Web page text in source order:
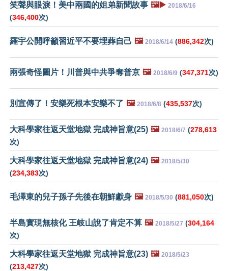
笑聲與眼淚！美中兩國的姐弟新聞故事 🖼️▶️ 2018/6/16
(346,400次)
羅宇公開呼籲習近平不要埋葬自己 🖼️ 2018/6/14 (886,342次)
兩張奇怪圖片！川普與中共爭奪普京 🖼️ 2018/6/9 (347,371次)
別宣傳了！安樂死根本安樂不了 🖼️ 2018/6/8 (435,537次)
大科學家往返天堂地獄 完成神旨意(25) 🖼️ 2018/6/7 (278,613
次)
大科學家往返天堂地獄 完成神旨意(24) 🖼️ 2018/5/30
(234,383次)
毛澤東的兒子孫子先後在朝鮮獻身 🖼️ 2018/5/30 (881,050次)
半島實現無核化 王岐山說了肯定不算 🖼️ 2018/5/27 (304,164
次)
大科學家往返天堂地獄 完成神旨意(23) 🖼️ 2018/5/23
(213,427次)